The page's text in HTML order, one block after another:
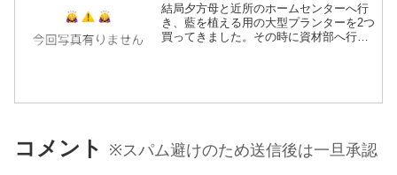
結局夕方母と近所のホームセンターへ行
き、藍を植える用の大型プランターを2つ
買ってきました。その時に資材部へ行
コメント ※スパム避けのため送信後は一旦承認